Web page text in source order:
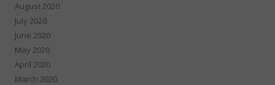
August 2020
July 2020
June 2020
May 2020
April 2020
March 2020